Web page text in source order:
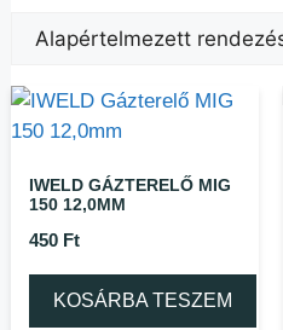
IWELD GÁZTERELŐ MIG
150 12,0MM
450 Ft
KOSÁRBA TESZEM